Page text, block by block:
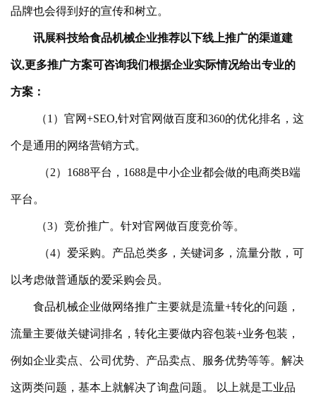
品牌也会得到好的宣传和树立。
讯展科技给食品机械企业推荐以下线上推广的渠道建
议,更多推广方案可咨询我们根据企业实际情况给出专业的
方案：
（1）官网+SEO,针对官网做百度和360的优化排名，这
个是通用的网络营销方式。
（2）1688平台，1688是中小企业都会做的电商类B端
平台。
（3）竞价推广。针对官网做百度竞价等。
（4）爱采购。产品总类多，关键词多，流量分散，可
以考虑做普通版的爱采购会员。
食品机械企业做网络推广主要就是流量+转化的问题，
流量主要做关键词排名，转化主要做内容包装+业务包装，
例如企业卖点、公司优势、产品卖点、服务优势等等。解决
这两类问题，基本上就解决了询盘问题。 以上就是工业品